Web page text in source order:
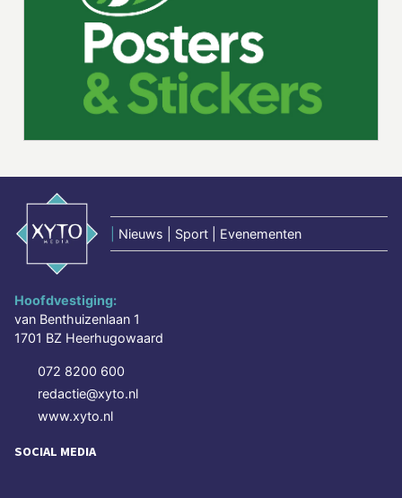
Nieuws | Sport | Evenementen
Hoofdvestiging:
van Benthuizenlaan 1
1701 BZ Heerhugowaard
072 8200 600
redactie@xyto.nl
www.xyto.nl
SOCIAL MEDIA